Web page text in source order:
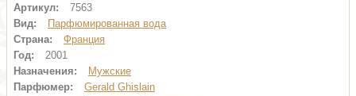
Артикул:
7563
Вид:
Парфюмированная вода
Страна:
Франция
Год:
2001
Назначения:
Мужские
Парфюмер:
Gerald Ghislain